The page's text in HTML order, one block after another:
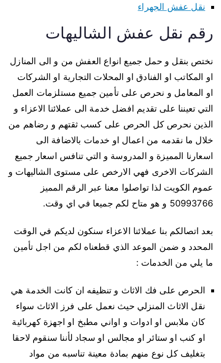
نقل عفش الجهراء
رقم نقل عفش الشاليهات
نختص بنقل و حمل جميع انواع العفش من و الى المنازل
او المكاتب او الفنادق او المحلات التجارية او الشركات
او المعامل و نحرص على تأمين جميع مستلزمات العمل
التي تعيننا على تقديم افضل خدمة الى عملائنا الاعزاء و
الذين نحرص كل الحرص على كسب ثقتهم و رضاهم من
خلال ما نقدمه من اعمال او خدمات بالاضافة الى
اسعارنا المميزة و المدروسة و التي تنافس اسعار جميع
الشركات الاخرى فهي الارخص على مستوى الشاليهات و
عموم الكويت لذا تواصلوا معنا عبر الرقم المميز
50993766 و هو متاح لكم جميعا في اي وقت.
بعد اتصالكم بنا عملائنا الاعزاء سنكون لديكم في الوقت
المحدد و ضمن الموعد الذي قطعناه لكم من اجل تأمين
ما يلي من الخدمات :
الحرص على فك الاثاث و تنظيفه ان كانت الخدمة هي
نقل الاثاث المنزلي حيث نعمل على فرز الاثاث سواء
كان ملابس او ادوات و اواني مطبخ او اجهزة كهربائية
او كنب او ستائر او مجالس او سجاد لأننا سنقوم لاحقا
بتغليف كل نوع منهم بمادة معينة تناسبه من مواد